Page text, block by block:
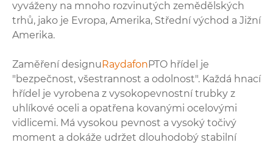
vyváženy na mnoho rozvinutých zemědělských
trhů, jako je Evropa, Amerika, Střední východ a Jižní
Amerika.
Zaměření designuRaydafonPTO hřídel je
"bezpečnost, všestrannost a odolnost". Každá hnací
hřídel je vyrobena z vysokopevnostní trubky z
uhlíkové oceli a opatřena kovanými ocelovými
vidlicemi. Má vysokou pevnost a vysoký točivý
moment a dokáže udržet dlouhodobý stabilní